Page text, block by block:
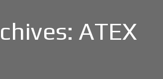
ATEX